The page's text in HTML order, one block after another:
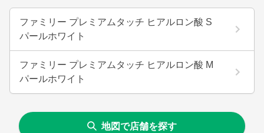
ファミリー プレミアムタッチ ヒアルロン酸 S
パールホワイト
ファミリー プレミアムタッチ ヒアルロン酸 M
パールホワイト
地図で店舗を探す